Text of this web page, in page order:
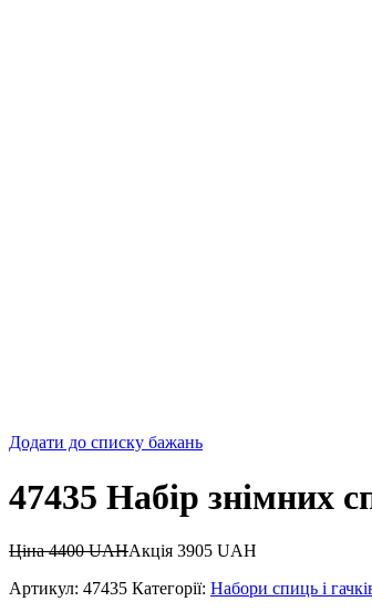
Додати до списку бажань
47435 Набір знімних
Ціна4400UAHАкція 3905 UAH
Артикул: 47435 Категорії: Набори спиць і